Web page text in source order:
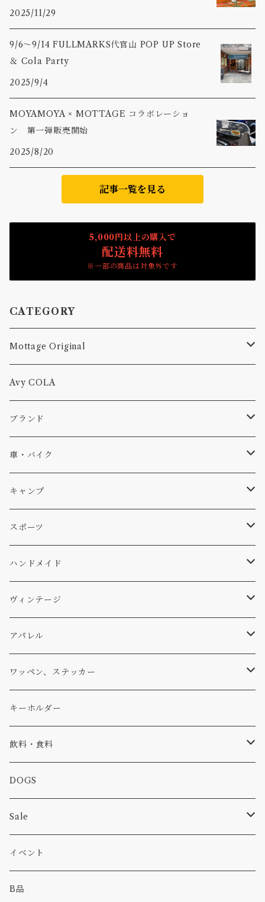
2025/11/29
9/6〜9/14 FULLMARKS代官山 POP UP Store
＆ Cola Party
2025/9/4
MOYAMOYA × MOTTAGE コラボレーショ
ン 第一弾販売開始
2025/8/20
記事一覧を見る
5,000円以上の購入で
配送料無料
※一部の商品は対象外です
CATEGORY
Mottage Original
Tシャツ
キャップ、ニット
ソックス
雑貨
ステッカー
バッグ
パンツ
パーカー・トレーナー
アウター
コラボ
食品
Avy COLA
ブランド
Db
サーフ
スキー
A-Frame
DOGS
WEAR
Four My Self
Ten
アメリカ軍払い下げ
...mura
車・バイク
車外
マット、シート
エアフレッシュナー
小物
ヘルメット
キャンプ
ファニチャー
キッチン
スリーピング
小物
コーヒー
焚き火
スポーツ
サーフ
スキー
ハンドメイド
ステッカー
ワッペン
小物
ヴィンテージ
ワッペン
ステッカー
小物
バイク
カー
アパレル
Tシャツ
キャップ、ニット
バッグ
小物
パンツ
パーカー・トレーナー
ワッペン、ステッカー
ワッペン
ステッカー
ピン
キーホルダー
飲料・食料
コーヒー
食べ物
DOGS
Sale
カー
キャンプ
イベント
B品